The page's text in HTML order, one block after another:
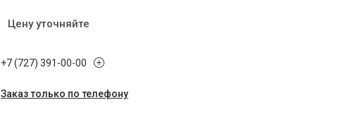
Цену уточняйте
+7 (727) 391-00-00
Заказ только по телефону